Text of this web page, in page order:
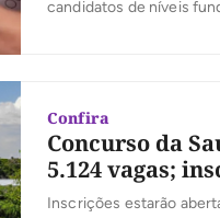
candidatos de níveis
Confira
Concurso da
5.124 vagas;
Inscrições estarão